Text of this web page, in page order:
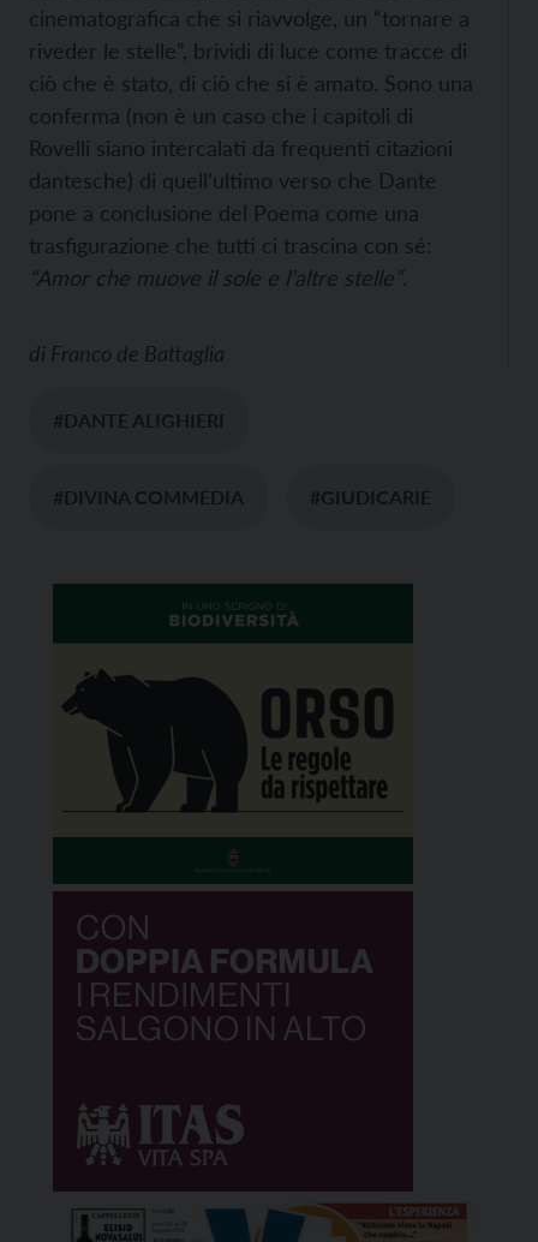
cinematografica che si riavvolge, un “tornare a
riveder le stelle”, brividi di luce come tracce di
ciò che è stato, di ciò che si è amato. Sono una
conferma (non è un caso che i capitoli di
Rovelli siano intercalati da frequenti citazioni
dantesche) di quell’ultimo verso che Dante
pone a conclusione del Poema come una
trasfigurazione che tutti ci trascina con sé:
“Amor che muove il sole e l’altre stelle”.
di Franco de Battaglia
#DANTE ALIGHIERI
#DIVINA COMMEDIA #GIUDICARIE